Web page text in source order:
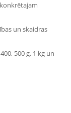
un skaidras
500 g, 1 kg un